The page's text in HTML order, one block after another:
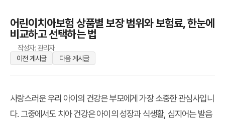
어린이치아보험 상품별 보장 범위와 보험료, 한눈에
비교하고 선택하는 법
작성자: 관리자
이전 게시글
다음 게시글
사랑스러운 우리 아이의 건강은 부모에게 가장 소중한 관심사입니
다. 그중에서도 치아 건강은 아이의 성장과 식생활, 심지어는 발음